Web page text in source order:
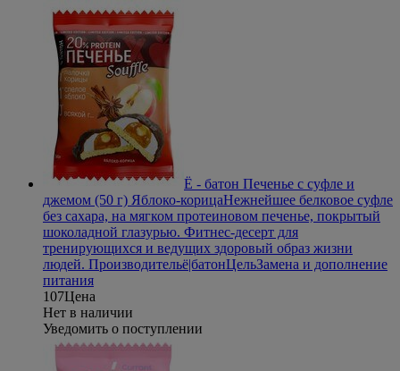
Ё - батон Печенье с суфле и
джемом (50 г) Яблоко-корицаНежнейшее белковое суфле
без сахара, на мягком протеиновом печенье, покрытый
шоколадной глазурью. Фитнес-десерт для
тренирующихся и ведущих здоровый образ жизни
людей. Производительё|батонЦельЗамена и дополнение
питания
107Цена
Нет в наличии
Уведомить о поступлении